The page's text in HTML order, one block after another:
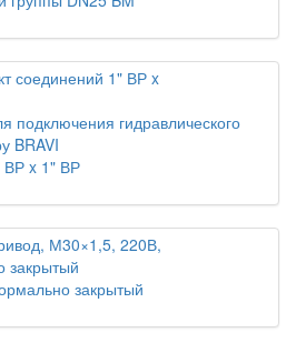
подключения гидравлического
BRAVI
ВР x 1" ВР
закрытый